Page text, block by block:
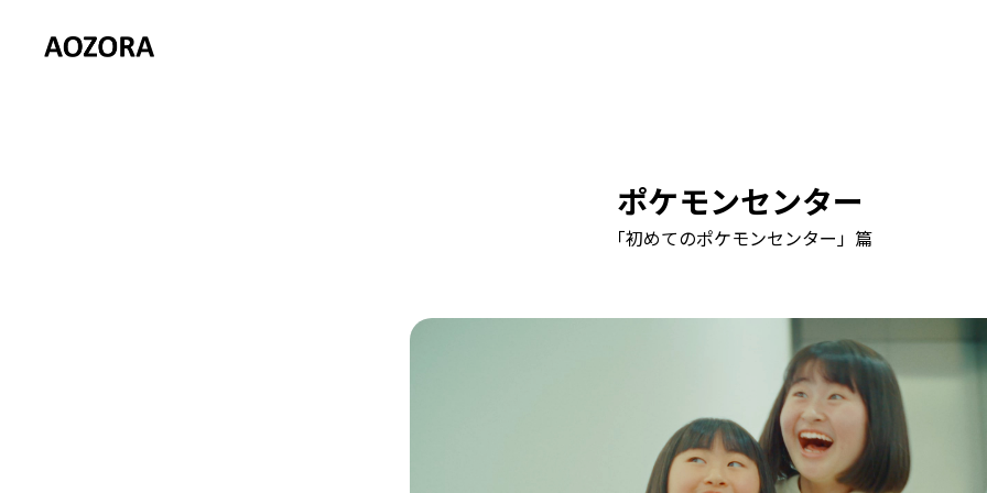
ポケモンセンター
「初めてのポケモンセンター」篇